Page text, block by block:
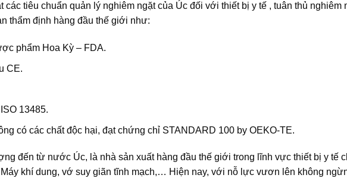
tiêu chuẩn quản lý nghiêm ngặt của Úc đối với thiết bị y tế , tuân thủ nghiêm
thẩm định hàng đầu thế giới như:
phẩm Hoa Kỳ – FDA.
CE.
13485.
có các chất độc hại, đạt chứng chỉ STANDARD 100 by OEKO-TE.
đến từ nước Úc, là nhà sản xuất hàng đầu thế giới trong lĩnh vực thiết bị y tế
khí dung, vớ suy giãn tĩnh mạch,… Hiện nay, với nỗ lực vươn lên không